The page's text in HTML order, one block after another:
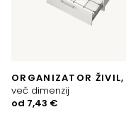
ORGANIZATOR ŽIVIL,
več dimenzij
od 7,43 €